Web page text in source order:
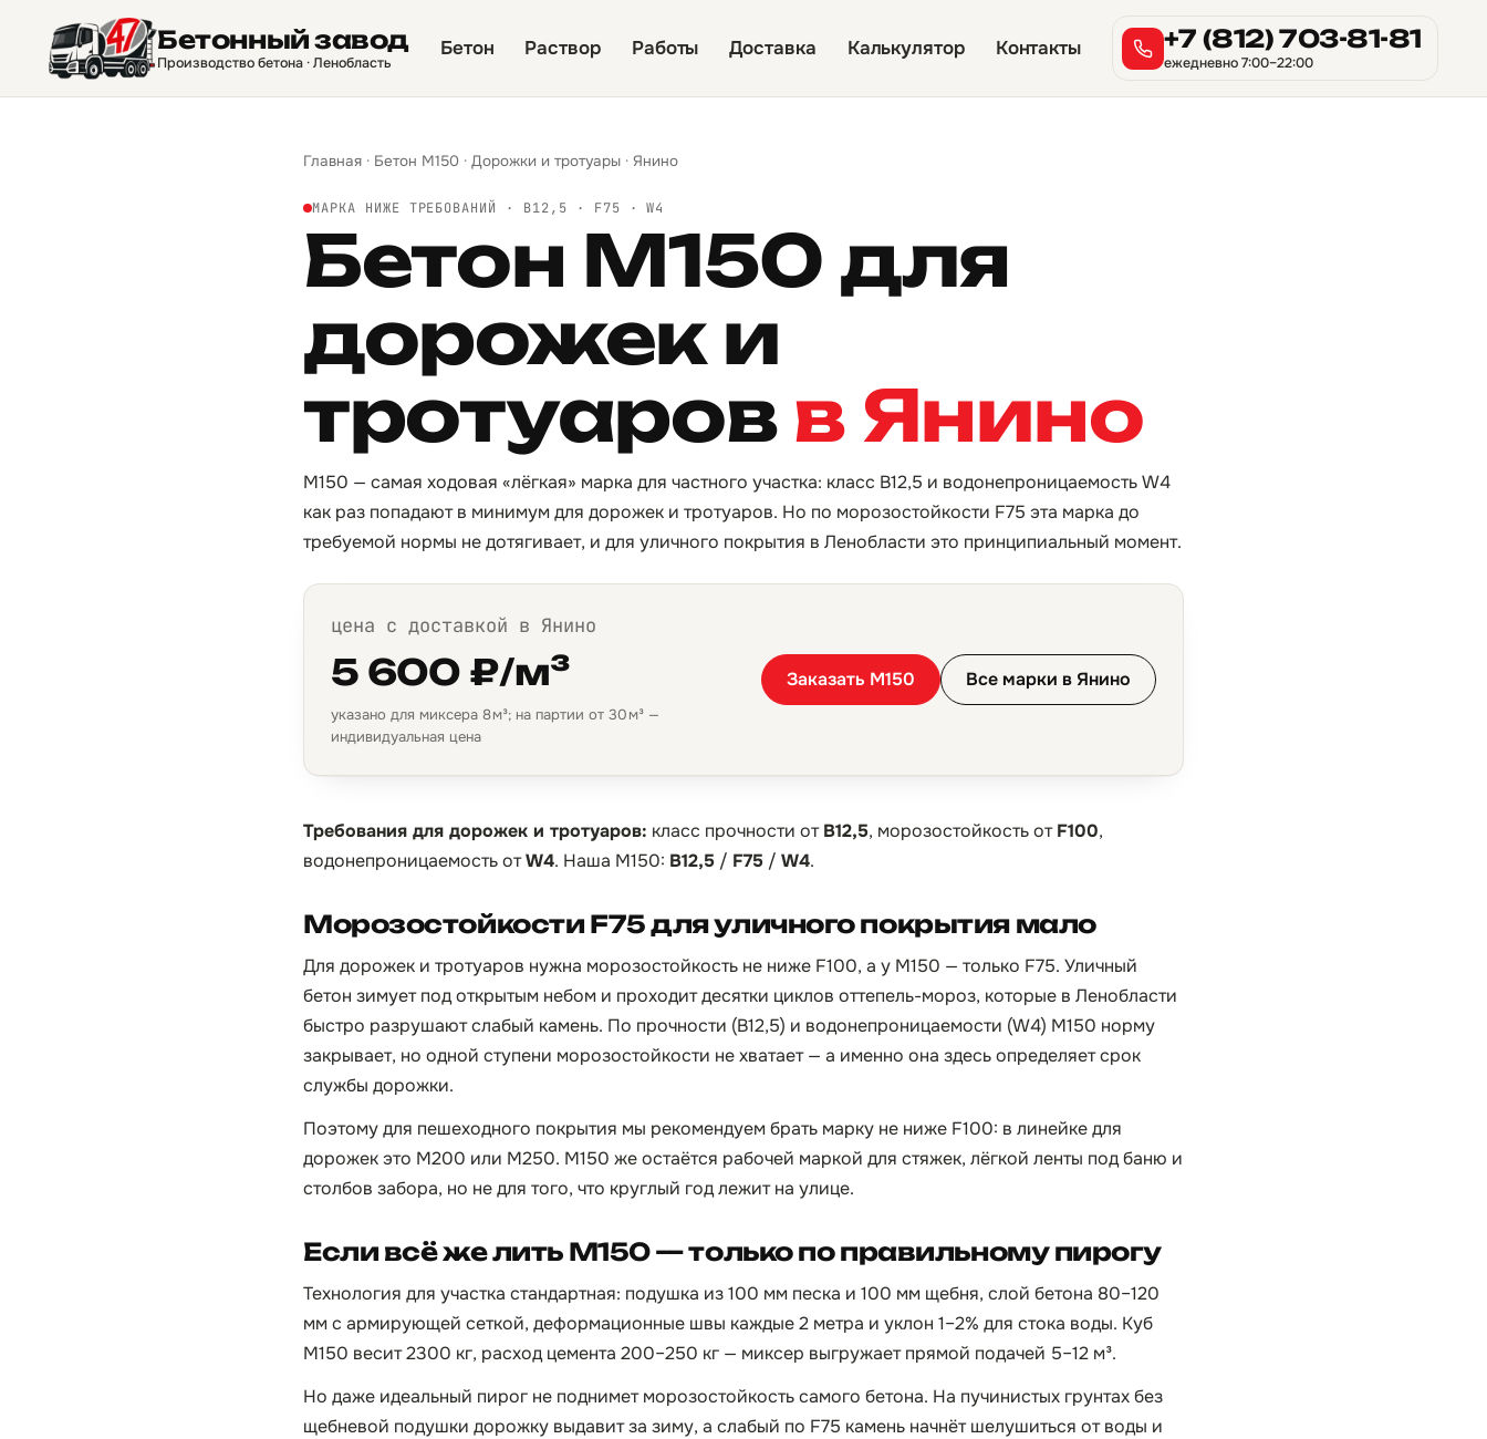
Бетонный завод
Производство бетона · Ленобласть
Бетон Раствор Работы Доставка Калькулятор Контакты +7 (812) 703-81-81
ежедневно 7:00–22:00
Главная · Бетон М150 · Дорожки и тротуары · Янино
МАРКА НИЖЕ ТРЕБОВАНИЙ · B12,5 · F75 · W4
Бетон М150 для
дорожек и
тротуаров в Янино
М150 — самая ходовая «лёгкая» марка для частного участка: класс B12,5 и водонепроницаемость W4
как раз попадают в минимум для дорожек и тротуаров. Но по морозостойкости F75 эта марка до
требуемой нормы не дотягивает, и для уличного покрытия в Ленобласти это принципиальный момент.
цена с доставкой в Янино
5 600 ₽/м³
указано для миксера 8 м³; на партии от 30 м³ —
индивидуальная цена
Заказать М150 Все марки в Янино
Требования для дорожек и тротуаров: класс прочности отB12,5, морозостойкость отF100,
водонепроницаемость отW4. Наша М150: B12,5 / F75 / W4.
Морозостойкости F75 для уличного покрытия мало
Для дорожек и тротуаров нужна морозостойкость не ниже F100, а у М150 — только F75. Уличный
бетон зимует под открытым небом и проходит десятки циклов оттепель-мороз, которые в Ленобласти
быстро разрушают слабый камень. По прочности (B12,5) и водонепроницаемости (W4) М150 норму
закрывает, но одной ступени морозостойкости не хватает — а именно она здесь определяет срок
службы дорожки.
Поэтому для пешеходного покрытия мы рекомендуем брать марку не ниже F100: в линейке для
дорожек это М200 или М250. М150 же остаётся рабочей маркой для стяжек, лёгкой ленты под баню и
столбов забора, но не для того, что круглый год лежит на улице.
Если всё же лить М150 — только по правильному пирогу
Технология для участка стандартная: подушка из 100 мм песка и 100 мм щебня, слой бетона 80–120
мм с армирующей сеткой, деформационные швы каждые 2 метра и уклон 1–2% для стока воды. Куб
М150 весит 2300 кг, расход цемента 200–250 кг — миксер выгружает прямой подачей 5–12 м³.
Но даже идеальный пирог не поднимет морозостойкость самого бетона. На пучинистых грунтах без
щебневой подушки дорожку выдавит за зиму, а слабый по F75 камень начнёт шелушиться от воды и